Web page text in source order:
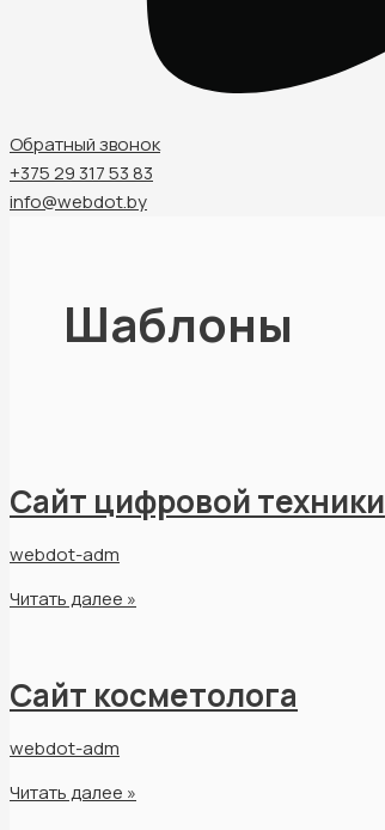
Обратный звонок
+375 29 317 53 83
info@webdot.by
Шаблоны
Сайт цифровой техники
webdot-adm
Читать далее »
Сайт косметолога
webdot-adm
Читать далее »